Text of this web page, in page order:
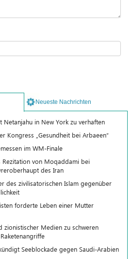
Neueste Nachrichten
Netanjahu in New York zu verhaften
Kongress „Gesundheit bei Arbaeen“
im WM-Finale
Rezitation von Moqaddami bei
des Iran
des zivilisatorischen Islam gegenüber
forderte Leben einer Mutter
zionistischer Medien zu schweren
Seeblockade gegen Saudi-Arabien